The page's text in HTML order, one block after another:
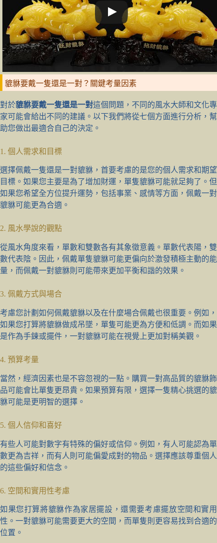
貔貅要戴一隻還是一對？關鍵考量因素
對於貔貅要戴一隻還是一對這個問題，不同的風水大師和文化專
家可能會給出不同的建議。以下我們將從七個方面進行分析，幫
助您做出最適合自己的決定。
1. 個人需求和目標
選擇佩戴一隻還是一對貔貅，首要考慮的是您的個人需求和期望
目標。如果您主要是為了增加財運，單隻貔貅可能就足夠了。但
如果您希望全方位提升運勢，包括事業、感情等方面，佩戴一對
貔貅可能更為合適。
2. 風水學說的觀點
從風水角度來看，單數和雙數各有其象徵意義。單數代表陽，雙
數代表陰。因此，佩戴單隻貔貅可能更偏向於激發積極主動的能
量，而佩戴一對貔貅則可能帶來更加平衡和諧的效果。
3. 佩戴方式與場合
考慮您計劃如何佩戴貔貅以及在什麼場合佩戴也很重要。例如，
如果您打算將貔貅做成吊墜，單隻可能更為方便和低調。而如果
是作為手鍊或擺件，一對貔貅可能在視覺上更加對稱美觀。
4. 預算考量
當然，經濟因素也是不容忽視的一點。購買一對高品質的貔貅飾
品可能會比單隻更昂貴。如果預算有限，選擇一隻精心挑選的貔
貅可能是更明智的選擇。
5. 個人信仰和喜好
有些人可能對數字有特殊的偏好或信仰。例如，有人可能認為單
數更為吉祥，而有人則可能偏愛成對的物品。選擇應該尊重個人
的這些偏好和信念。
6. 空間和實用性考慮
如果您打算將貔貅作為家居擺設，還需要考慮擺放空間和實用
性。一對貔貅可能需要更大的空間，而單隻則更容易找到合適的
位置。